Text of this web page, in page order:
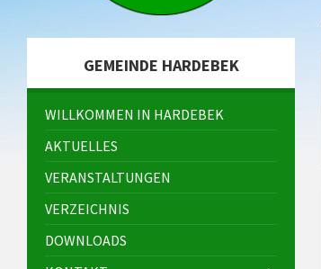
GEMEINDE HARDEBEK
WILLKOMMEN IN HARDEBEK
AKTUELLES
VERANSTALTUNGEN
VERZEICHNIS
DOWNLOADS